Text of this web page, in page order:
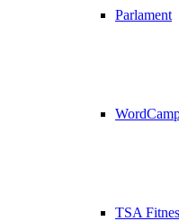
Parlament
TSA